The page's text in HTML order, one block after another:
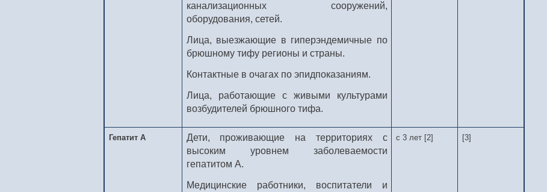
канализационных сооружений,
оборудования, сетей.
Лица, выезжающие в гиперэндемичные по
брюшному тифу регионы и страны.
Контактные в очагах по эпидпоказаниям.
Лица, работающие с живыми культурами
возбудителей брюшного тифа.
Гепатит А
Дети, проживающие на территориях с
высоким уровнем заболеваемости
гепатитом А.
Медицинские работники, воспитатели и
с 3 лет [2] [3]